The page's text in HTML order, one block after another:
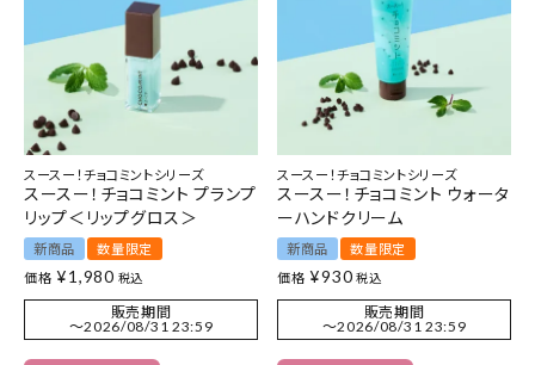
特集
お知らせ
ご利用ガイド
お客さま向け窓口(お問い合わせ)
企業さま向け窓口
メディアさま向け窓口
スースー！チョコミントシリーズ
スースー！チョコミント プランプ
リップ＜リップグロス＞
新商品
数量限定
価格 ¥1,980 税込
販売期間
〜2026/08/31 23:59
スースー！チョコミントシリーズ
スースー！チョコミント ウォータ
ーハンドクリーム
新商品
数量限定
価格 ¥930 税込
販売期間
〜2026/08/31 23:59